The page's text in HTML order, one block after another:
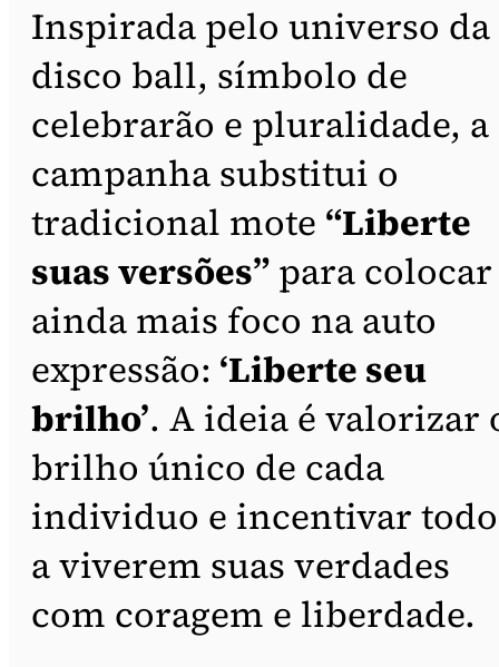
Inspirada pelo universo da
disco ball, símbolo de
celebrarão e pluralidade, a
campanha substitui o
tradicional mote “Liberte
suas versões” para colocar
ainda mais foco na auto
expressão: ‘Liberte seu
brilho’. A ideia é valorizar
brilho único de cada
individuo e incentivar
a viverem suas verdades
com coragem e liberdade.